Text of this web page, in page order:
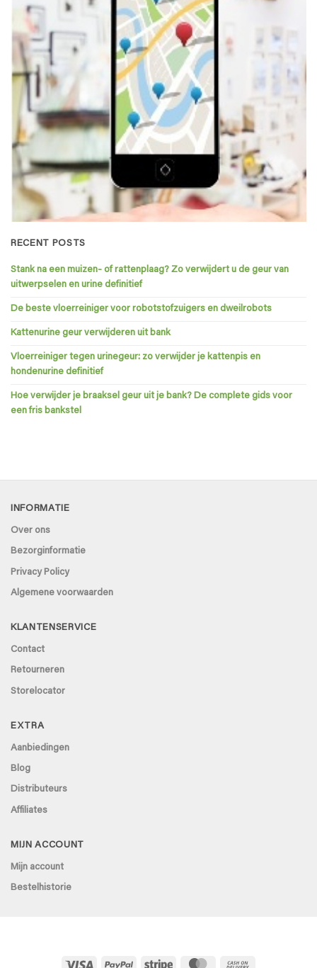
RECENT POSTS
Stank na een muizen- of rattenplaag? Zo verwijdert u de geur van
uitwerpselen en urine definitief
De beste vloerreiniger voor robotstofzuigers en dweilrobots
Kattenurine geur verwijderen uit bank
Vloerreiniger tegen urinegeur: zo verwijder je kattenpis en
hondenurine definitief
Hoe verwijder je braaksel geur uit je bank? De complete gids voor
een fris bankstel
INFORMATIE
Over ons
Bezorginformatie
Privacy Policy
Algemene voorwaarden
KLANTENSERVICE
Contact
Retourneren
Storelocator
EXTRA
Aanbiedingen
Blog
Distributeurs
Affiliates
MIJN ACCOUNT
Mijn account
Bestelhistorie
Visa PayPal Stripe MasterCard